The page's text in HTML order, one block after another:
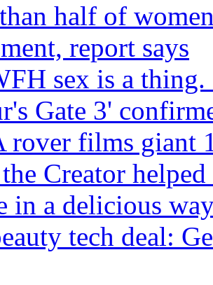
half of
report says
sex is a
Gate 3'
rover films giant
Creator
in a delicious
tech deal: